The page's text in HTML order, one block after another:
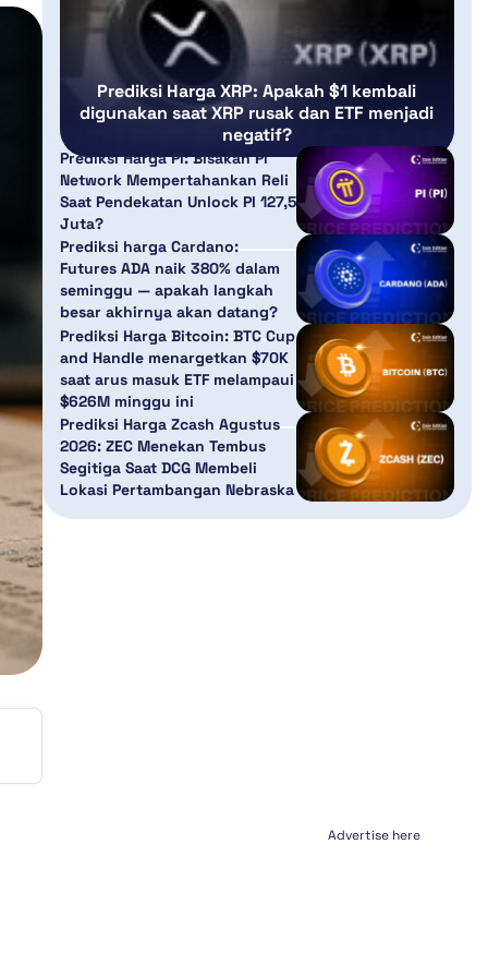
Prediksi Harga XRP: Apakah $1 kembali
digunakan saat XRP rusak dan ETF menjadi
negatif?
Prediksi Harga PI: Bisakah Pi
Network Mempertahankan Reli
Saat Pendekatan Unlock PI 127,5
Juta?
Prediksi harga Cardano:
Futures ADA naik 380% dalam
seminggu — apakah langkah
besar akhirnya akan datang?
Prediksi Harga Bitcoin: BTC Cup
and Handle menargetkan $70K
saat arus masuk ETF melampaui
$626M minggu ini
Prediksi Harga Zcash Agustus
2026: ZEC Menekan Tembus
Segitiga Saat DCG Membeli
Lokasi Pertambangan Nebraska
Advertise here